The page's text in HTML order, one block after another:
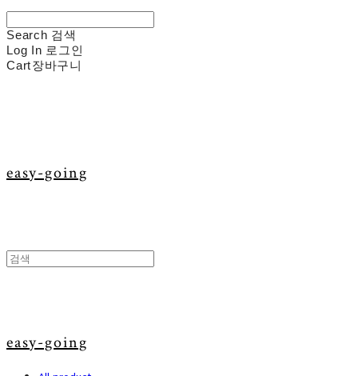
Search 검색
Log In 로그인
Cart장바구니
easy-going
easy-going